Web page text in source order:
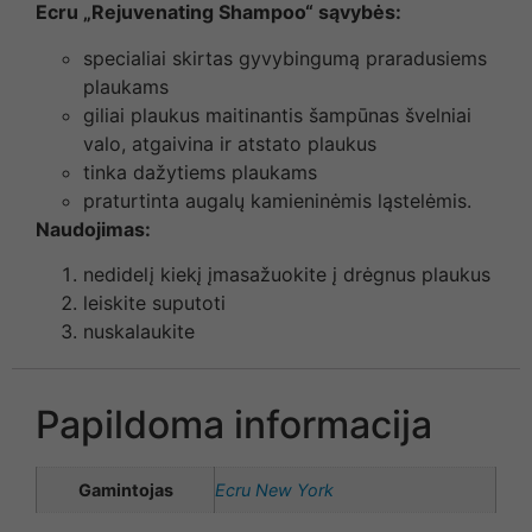
Ecru „Rejuvenating Shampoo“ sąvybės:
specialiai skirtas gyvybingumą praradusiems
plaukams
giliai plaukus maitinantis šampūnas švelniai
valo, atgaivina ir atstato plaukus
tinka dažytiems plaukams
praturtinta augalų kamieninėmis ląstelėmis.
Naudojimas:
nedidelį kiekį įmasažuokite į drėgnus plaukus
leiskite suputoti
nuskalaukite
Papildoma informacija
Gamintojas Ecru New York